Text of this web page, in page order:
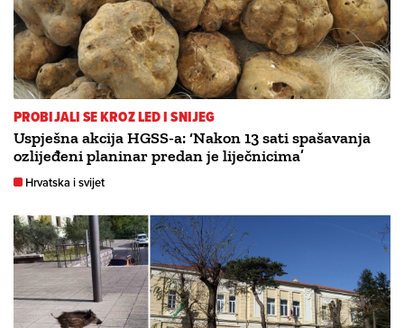
PROBIJALI SE KROZ LED I SNIJEG
Uspješna akcija HGSS-a: ‘Nakon 13 sati spašavanja
ozlijeđeni planinar predan je liječnicima’
Hrvatska i svijet